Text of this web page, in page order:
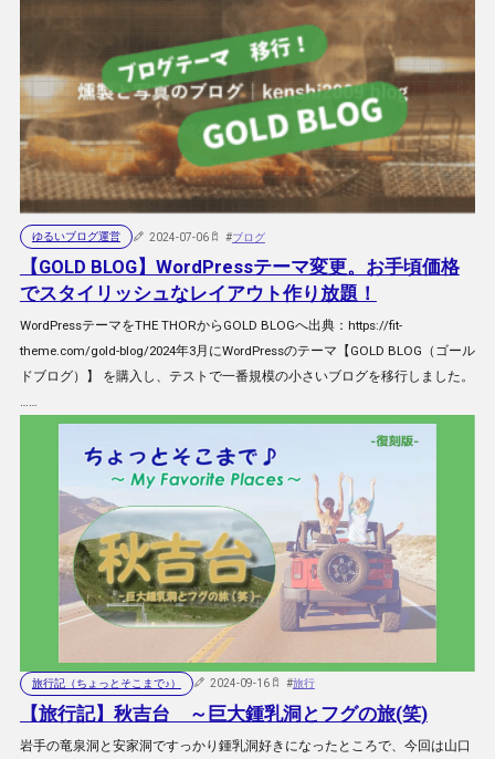
ゆるいブログ運営 2024-07-06 #ブログ
【GOLD BLOG】WordPressテーマ変更。お手頃価格
でスタイリッシュなレイアウト作り放題！
WordPressテーマをTHE THORからGOLD BLOGへ出典：https://fit-
theme.com/gold-blog/2024年3月にWordPressのテーマ【GOLD BLOG（ゴール
ドブログ）】 を購入し、テストで一番規模の小さいブログを移行しました。
……
旅行記（ちょっとそこまで♪） 2024-09-16 #旅行
【旅行記】秋吉台 ～巨大鍾乳洞とフグの旅(笑)
岩手の竜泉洞と安家洞ですっかり鍾乳洞好きになったところで、今回は山口